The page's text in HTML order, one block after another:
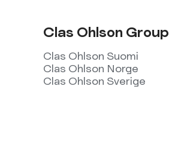
Clas Ohlson Group
Clas Ohlson Suomi
Clas Ohlson Norge
Clas Ohlson Sverige